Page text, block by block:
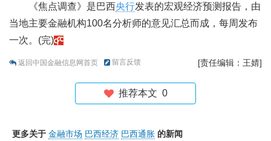
《焦点调查》是巴西央行发表的宏观经济预测报告，由
当地主要金融机构100名分析师的意见汇总而成，每周发布
一次。(完)
返回中国金融信息网首页 留言反馈 [责任编辑：王婧]
推荐本文 0
更多关于 金融市场 巴西经济 巴西通胀 的新闻